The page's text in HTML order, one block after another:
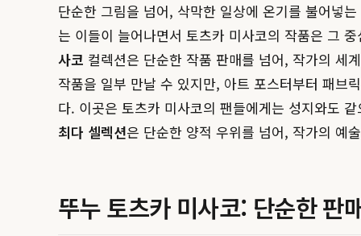
단순한 그림을 넘어, 삭막한 일상에 온기를 불어넣
는 이들이 늘어나면서 토츠카 미사코의 작품은 그
사코 컬렉션은 단순한 작품 판매를 넘어, 작가의 세
작품을 일부 만날 수 있지만, 아트 포스터부터 패브
다. 이곳은 토츠카 미사코의 팬들에게는 성지와도
최다 셀렉션은 단순한 양적 우위를 넘어, 작가의 예
뚜누 토츠카 미사코: 단순한 판